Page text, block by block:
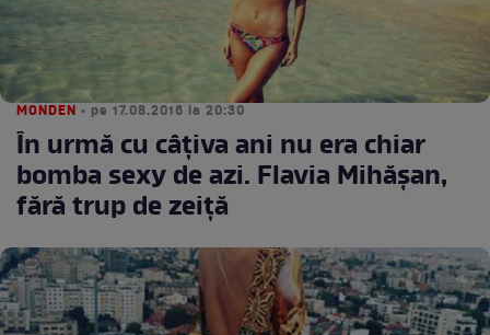
MONDEN • pe 17.08.2016 la 20:30
În urmă cu câțiva ani nu era chiar
bomba sexy de azi. Flavia Mihășan,
fără trup de zeiță